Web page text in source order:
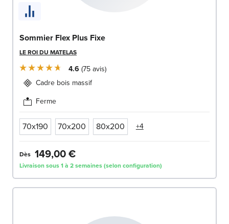
Sommier Flex Plus Fixe
LE ROI DU MATELAS
4.6 75avis
Cadre bois massif
Ferme
70x190 70x200 80x200 +4
Dès 149,00 €
Livraison sous 1 à 2 semaines (selon configuration)